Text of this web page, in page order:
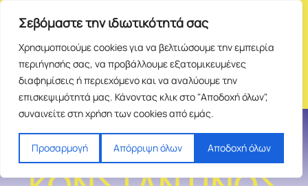
Σεβόμαστε την ιδιωτικότητά σας
Χρησιμοποιούμε cookies για να βελτιώσουμε την εμπειρία
περιήγησής σας, να προβάλλουμε εξατομικευμένες
διαφημίσεις ή περιεχόμενο και να αναλύουμε την
επισκεψιμότητά μας. Κάνοντας κλικ στο "Αποδοχή όλων",
συναινείτε στη χρήση των cookies από εμάς.
Προσαρμογή Απόρριψη όλων Αποδοχή όλων
ΑΓΓΕΛΗΣ